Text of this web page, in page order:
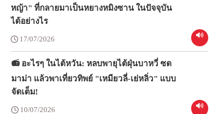
หญ้า" ที่กลายมาเป็นหยางหมิงซาน ในปัจจุบัน
ได้อย่างไร
17/07/2026
📻 อะไรๆ ในไต้หวัน: หลบพายุไต้ฝุ่นบาหวี่ ซด
มาม่า แล้วพาเที่ยวทิพย์ "เหมียวลี่-เย่หลิ่ว" แบบ
จัดเต็ม!
10/07/2026